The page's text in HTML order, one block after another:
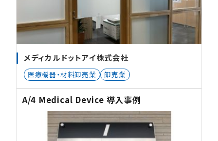
メディカルドットアイ株式会社
医療機器・材料卸売業 卸売業
A/4 Medical Device 導入事例